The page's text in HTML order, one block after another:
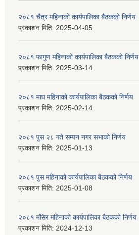
२०८१ चैत्र महिनाको कार्यपालिका बैठकको निर्णय
प्रकाशन मिति: 2025-04-05
२०८१ फागुण महिनाको कार्यपालिका बैठकको निर्णय
प्रकाशन मिति: 2025-03-14
२०८१ माघ महिनाको कार्यपालिका बैठकको निर्णय
प्रकाशन मिति: 2025-02-14
२०८१ पुस २८ गते सम्प‍न नगर सभाको निर्णय
प्रकाशन मिति: 2025-01-13
२०८१ पुस महिनाको कार्यपालिका बैठकको निर्णय
प्रकाशन मिति: 2025-01-08
२०८१ मंसिर महिनाको कार्यपालिका बैठकको निर्णय
प्रकाशन मिति: 2024-12-13